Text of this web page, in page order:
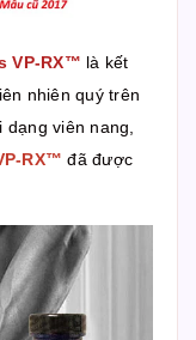
VP-RX™ là kết
nhiên quý trên
viên nang,
RX™ đã được